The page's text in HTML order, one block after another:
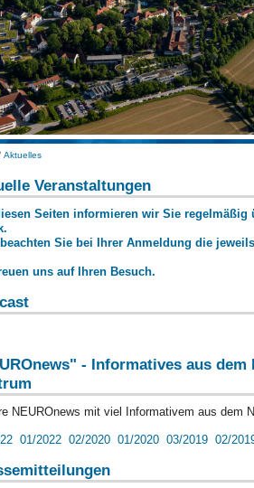
Aktuelles
Veranstaltungen
Seiten informieren wir Sie regelmäßig
Sie bei Ihrer Anmeldung die
uns auf Ihren Besuch.
- Informatives aus dem
NEUROnews mit viel Informativem aus dem
01/2022 02/2020 01/2020 03/2019 02/